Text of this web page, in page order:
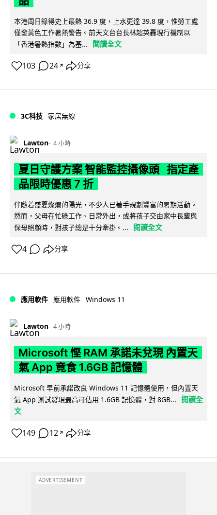
本港周日錄得史上最熱 36.9 度，上水更達 39.8 度，惟勞工處
僅發黃色工作暑熱警告。前天文台台長林超英轟現行機制以
「香港暑熱指數」為基...
閱讀全文
103 24 ↗ 分享
3C科技 家居無線
Lawton 4 小時
夏日守護方案 智能監控攝像頭 指定產
品限時優惠 7 折
伴隨着盛夏燦爛的陽光，不少人已著手規劃豐富的暑期活動。
然而，父母在忙碌工作、日常外出，或將孩子交由家中長輩與
保母照顧時，對孩子總是十分牽掛。...
閱讀全文
4 分享
應用軟件 應用軟件 Windows 11
Lawton 4 小時
Microsoft 慳 RAM 承諾未兌現 內置天
氣 App 竟食 1.6GB 記憶體
Microsoft 早前承諾改良 Windows 11 記憶體使用，但內置天
氣 App 測試發現最高可佔用 1.6GB 記憶體，對 8GB...
閱讀全
文
149 12 ↗ 分享
ADVERTISEMENT